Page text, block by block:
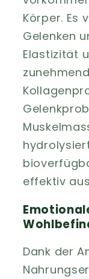
Körper. Es
Gelenken
Elastizität
effektiv
Dank der